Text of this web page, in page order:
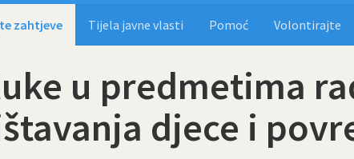
zahtjeve Tijela javne vlasti Pomoć Volontirajte
u predmetima
djece i